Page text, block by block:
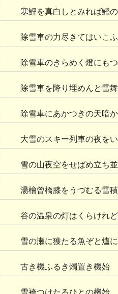
寒鯉を真白しとみれば鰭
除雪車の力尽きてはいこ
除雪車のきらめく燈にも
除雪車を降り埋めんと雪
除雪車にあかつきの天暗
大雪のスキー列車の夜を
雪の山夜空をせばめ立ち
湯檜曾橋膝をうづむる雪積
谷の温泉の灯はくらけれど
雪の瀬に獲たる魚ぞと爐
古き機ふるき燭置き機始
雪袴つけたるひとの機始